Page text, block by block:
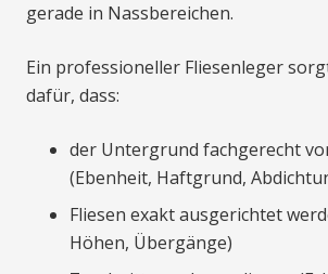
gerade in Nassbereichen.
Ein professioneller Fliesenleger
dafür, dass:
der Untergrund fachgerecht
(Ebenheit, Haftgrund,
Fliesen exakt ausgerichtet
Höhen, Übergänge)